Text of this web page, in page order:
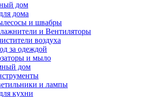
дом
дома
и швабры
и Вентиляторы
воздуха
за одеждой
и мыло
дом
и лампы
кухни